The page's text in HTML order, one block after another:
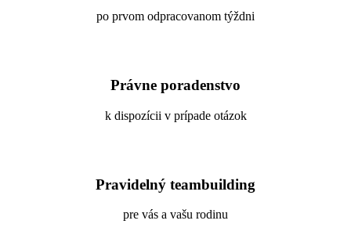
po prvom odpracovanom týždni
Právne poradenstvo
k dispozícii v prípade otázok
Pravidelný teambuilding
pre vás a vašu rodinu